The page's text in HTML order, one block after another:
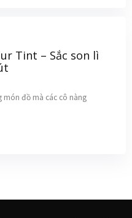
Tint – Sắc son lì
món đồ mà các cô nàng